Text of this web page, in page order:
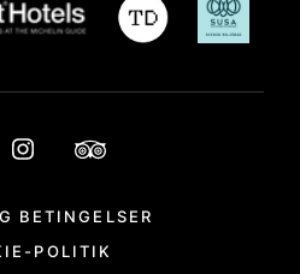
BETINGELSER
POLITIK